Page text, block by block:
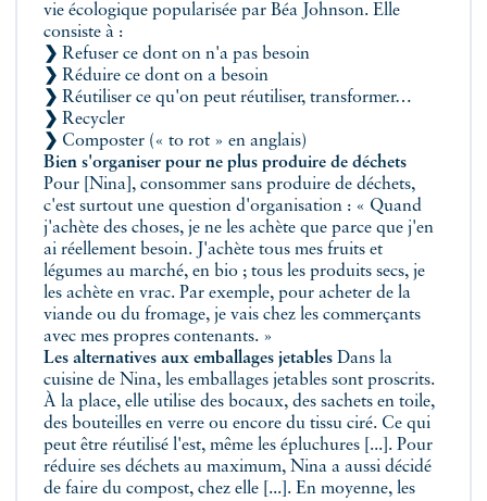
vie écologique popularisée par Béa Johnson. Elle
consiste à :
❯ Refuser ce dont on n'a pas besoin
❯ Réduire ce dont on a besoin
❯ Réutiliser ce qu'on peut réutiliser, transformer…
❯ Recycler
❯ Composter (« to rot » en anglais)
Bien s'organiser pour ne plus produire de déchets
Pour [Nina], consommer sans produire de déchets,
c'est surtout une question d'organisation : « Quand
j'achète des choses, je ne les achète que parce que j'en
ai réellement besoin. J'achète tous mes fruits et
légumes au marché, en bio ; tous les produits secs, je
les achète en vrac. Par exemple, pour acheter de la
viande ou du fromage, je vais chez les commerçants
avec mes propres contenants. »
Les alternatives aux emballages jetables Dans la
cuisine de Nina, les emballages jetables sont proscrits.
À la place, elle utilise des bocaux, des sachets en toile,
des bouteilles en verre ou encore du tissu ciré. Ce qui
peut être réutilisé l'est, même les épluchures [...]. Pour
réduire ses déchets au maximum, Nina a aussi décidé
de faire du compost, chez elle [...]. En moyenne, les